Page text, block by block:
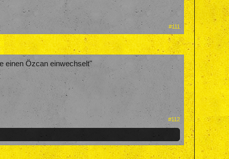
#111
einen Özcan einwechselt"
#112